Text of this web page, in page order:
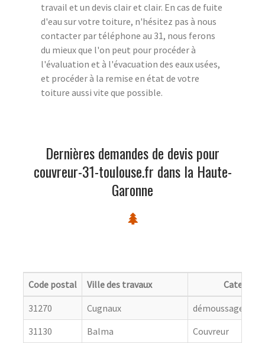
travail et un devis clair et clair. En cas de fuite
d'eau sur votre toiture, n'hésitez pas à nous
contacter par téléphone au 31, nous ferons
du mieux que l'on peut pour procéder à
l'évaluation et à l'évacuation des eaux usées,
et procéder à la remise en état de votre
toiture aussi vite que possible.
Dernières demandes de devis pour
couvreur-31-toulouse.fr dans la Haute-
Garonne
Code postal Ville des travaux
Categorie
31270
Cugnaux
démoussage de
31130
Balma
Couvreur